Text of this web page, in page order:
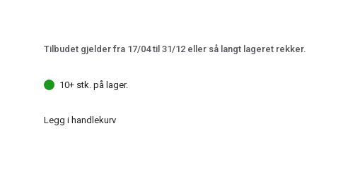
Tilbudet gjelder fra 17/04 til 31/12 eller så langt lageret rekker.
10+ stk. på lager.
Legg i handlekurv